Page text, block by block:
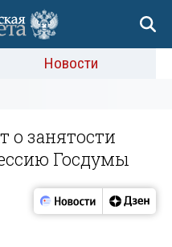
Новости
о занятости
Госдумы